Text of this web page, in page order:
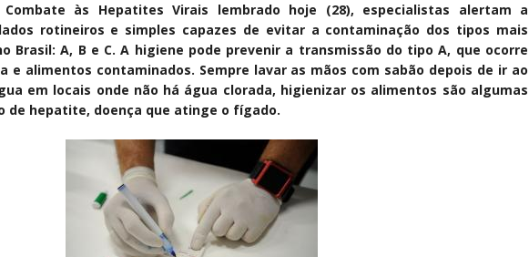
às Hepatites Virais lembrado hoje (28), especialistas alertam a
rotineiros e simples capazes de evitar a contaminação dos tipos mais
Brasil: A, B e C. A higiene pode prevenir a transmissão do tipo A, que ocorre
e alimentos contaminados. Sempre lavar as mãos com sabão depois de ir ao
em locais onde não há água clorada, higienizar os alimentos são algumas
de hepatite, doença que atinge o fígado.